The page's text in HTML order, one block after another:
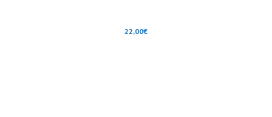
22,00€